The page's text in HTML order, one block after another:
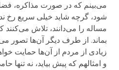
می‌بینم که در صورت مذاکره،
شود، گرچه شاید خیلی سریع رخ
مساله را می‌دانند، تلاش
بماند. از طرف دیگر آن‌ها تصور
زیادی از مردم از آن‌ها حمایت
و امثالهم که پیش بیاید، نه تنها